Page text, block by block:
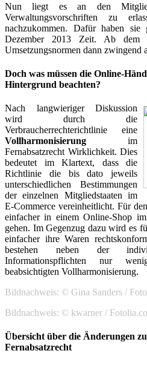
Nun liegt es an den
Verwaltungsvorschriften zu
nachzukommen. Dafür haben
Dezember 2013 Zeit. Ab dem
Umsetzungsnormen dann zwingend
Doch was müssen die Online-
Hintergrund beachten?
Nach langwieriger Diskussion
wird durch die
Verbraucherrechterichtlinie eine
Vollharmonisierung im
Fernabsatzrecht Wirklichkeit. Dies
bedeutet im Klartext, dass die
Richtlinie die bis dato jeweils
unterschiedlichen Bestimmungen
der einzelnen Mitgliedstaaten im
E-Commerce vereinheitlicht. Für
einfacher in einem Online-Shop
gehen. Im Gegenzug dazu wird es
einfacher ihre Waren
bestehen neben der
Informationspflichten nur
beabsichtigten Vollharmonisierung.
Bildnachweis: © Gina Sanders /
Bildnachweis: © kwarner /
Übersicht über die Änderungen
Fernabsatzrecht